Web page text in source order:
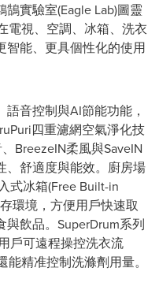
實驗室(Eagle Lab)圖靈
電視、空調、冰箱、洗衣
智能、更具個性化的使用
音控制與AI節能功能，
四重濾網空氣淨化技
BreezeIN柔風與SaveIN
、舒適度與能效。廚房場
式冰箱(Free Built-in
環境，方便用戶快速取
飲品。SuperDrum系列
戶可遠程操控洗衣流
精准控制洗滌劑用量。